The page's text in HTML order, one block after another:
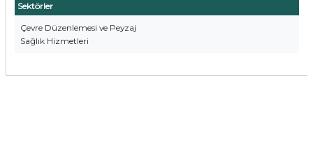
Sektörler
Çevre Düzenlemesi ve Peyzaj
Sağlık Hizmetleri